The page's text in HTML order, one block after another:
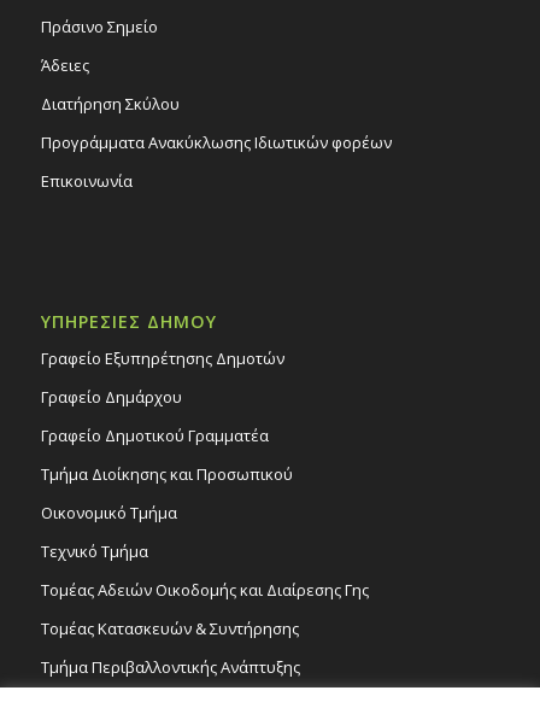
Πράσινο Σημείο
Άδειες
Διατήρηση Σκύλου
Προγράμματα Ανακύκλωσης Ιδιωτικών φορέων
Επικοινωνία
ΥΠΗΡΕΣΙΕΣ ΔΗΜΟΥ
Γραφείο Εξυπηρέτησης Δημοτών
Γραφείο Δημάρχου
Γραφείο Δημοτικού Γραμματέα
Τμήμα Διοίκησης και Προσωπικού
Οικονομικό Τμήμα
Τεχνικό Τμήμα
Τομέας Αδειών Οικοδομής και Διαίρεσης Γης
Τομέας Κατασκευών & Συντήρησης
Τμήμα Περιβαλλοντικής Ανάπτυξης